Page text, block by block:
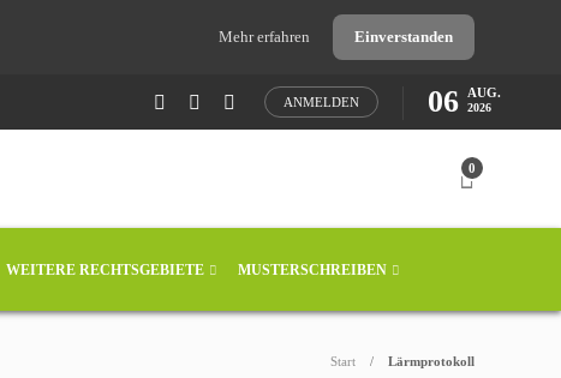
Mehr erfahren Einverstanden
ANMELDEN 06 AUG.
2026
0
WEITERE RECHTSGEBIETE MUSTERSCHREIBEN
Start Lärmprotokoll